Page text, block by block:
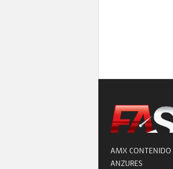
AMX CONTENIDO
ANZURES